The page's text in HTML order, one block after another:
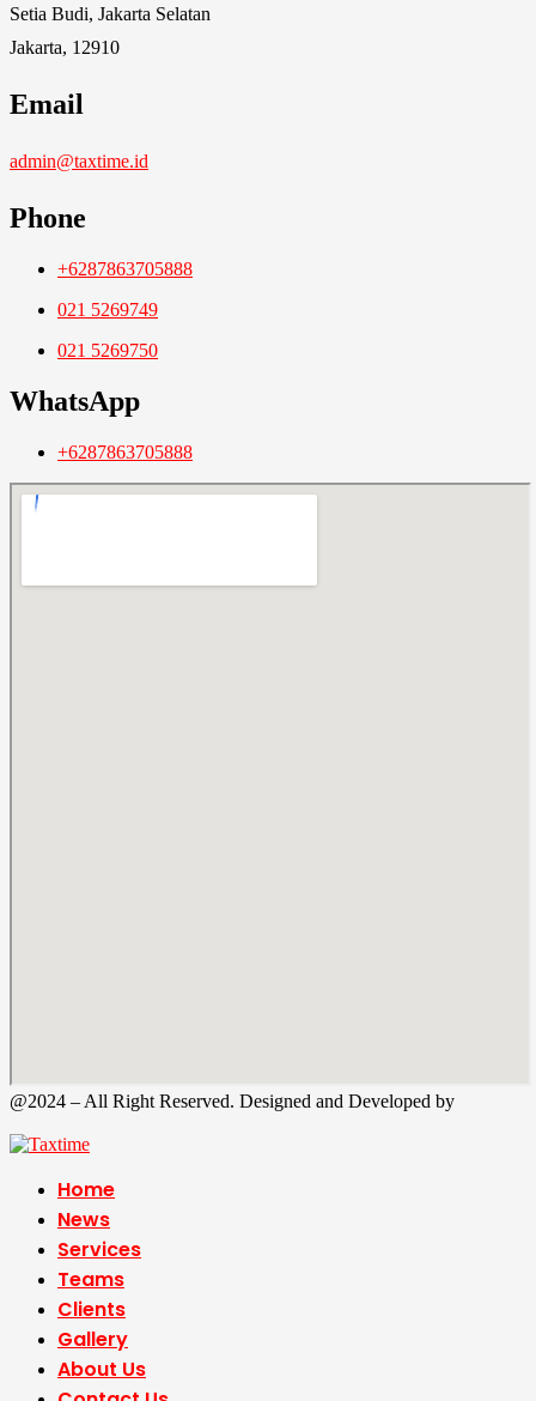
Setia Budi, Jakarta Selatan
Jakarta, 12910
Email
admin@taxtime.id
Phone
+6287863705888
021 5269749
021 5269750
WhatsApp
+6287863705888
@2024 – All Right Reserved. Designed and Developed by
Home
News
Services
Teams
Clients
Gallery
About Us